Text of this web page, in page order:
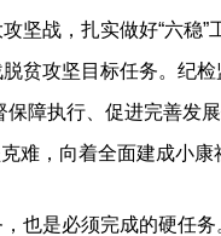
战，扎实做好“六稳”
贫攻坚目标任务。纪
保障执行、促进完善发
难，向着全面建成小康
是必须完成的硬任务